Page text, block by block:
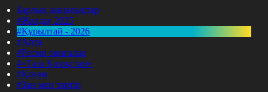
Барлық жаңалықтар
#Жолдау 2025
#Құрылтай - 2026
#Апта
#Ресми оқиғалар
#«Таза Қазақстан»
#Қоғам
#Заң мен тәртіп